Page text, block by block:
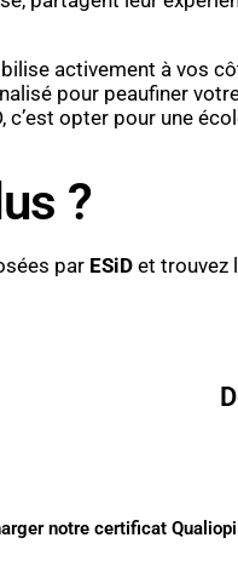
activement à vos
pour peaufiner
opter pour une
?
par ESiD et trouvez
notre certificat Qualiopi